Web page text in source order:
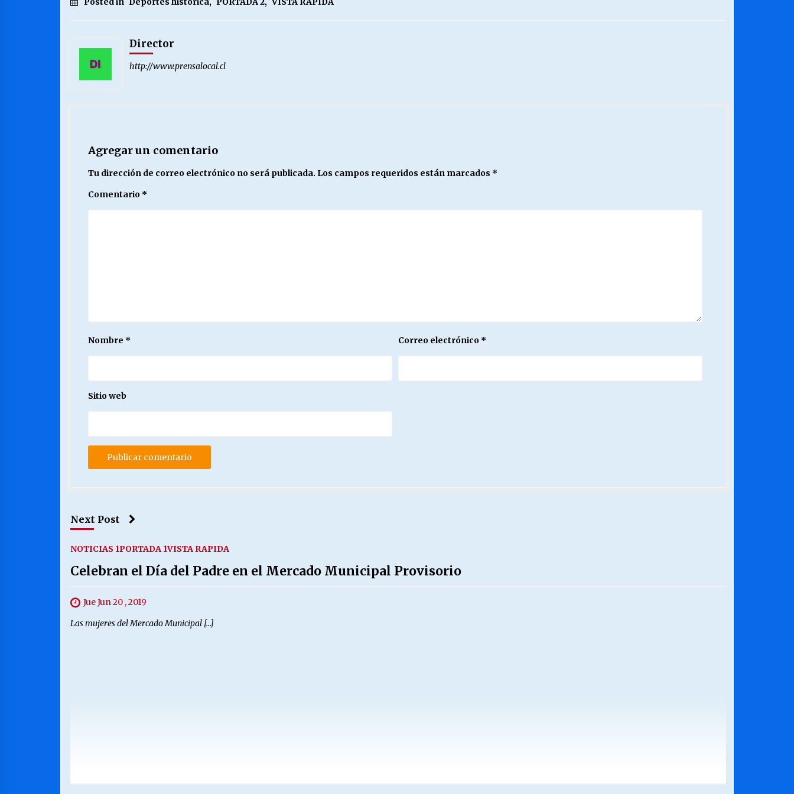
Director
http://www.prensalocal.cl
Agregar un comentario
Tu dirección de correo electrónico no será publicada. Los campos requeridos están marcados *
Comentario *
Nombre * Correo electrónico *
Sitio web
Next Post
NOTICIAS 1PORTADA 1VISTA RAPIDA
Celebran el Día del Padre en el Mercado Municipal Provisorio
Jue Jun 20 , 2019
Las mujeres del Mercado Municipal […]